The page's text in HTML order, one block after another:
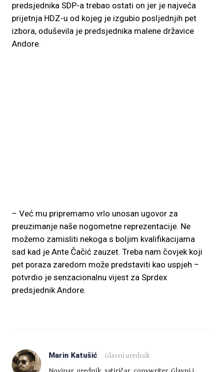
predsjednika SDP-a trebao ostati on jer je najveća
prijetnja HDZ-u od kojeg je izgubio posljednjih pet
izbora, oduševila je predsjednika malene državice
Andore.
– Već mu pripremamo vrlo unosan ugovor za
preuzimanje naše nogometne reprezentacije. Ne
možemo zamisliti nekoga s boljim kvalifikacijama
sad kad je Ante Čačić zauzet. Treba nam čovjek koji
pet poraza zaredom može predstaviti kao uspjeh –
potvrdio je senzacionalnu vijest za Sprdex
predsjednik Andore.
Marin Katušić
Glavni urednik